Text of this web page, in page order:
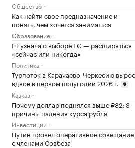
Общество
Как найти свое предназначение и
понять, чем хочется заниматься
Образование
FT узнала о выборе ЕС — расширяться
«сейчас или никогда»
Политика
Турпоток в Карачаево-Черкесию вырос
вдвое в первом полугодии 2026 г.
Кавказ
Почему доллар поднялся выше ₽82: 3
причины падения курса рубля
Инвестиции
Путин провел оперативное совещание
с членами Совбеза